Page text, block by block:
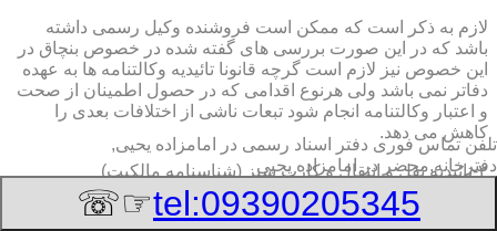
لازم به ذکر است که ممکن است فروشنده وکیل رسمی داشته
باشد که در این صورت بررسی های گفته شده در خصوص بنچاق در
این خصوص نیز لازم است گرچه قانونا تائیدیه وکالتنامه ها به عهده
دفاتر نمی باشد ولی هرنوع اقدامی که در حصول اطمینان از صحت
و اعتبار وکالتنامه انجام شود تبعات ناشی از اختلافات بعدی را
کاهش می دهد.
۲-تائیدیه نقل و انتقال و کارت سبز (شناسنامه مالکیت)
برگ تائیدیه نقل و انتقال صادره از مراکز تعویض پلاک حاوی
تلفن تماس فوری دفتر اسناد رسمی در امامزاده یحیی,
دفترخانه,محضر در امامزاده یحیی
tel:09390205345
☞☏